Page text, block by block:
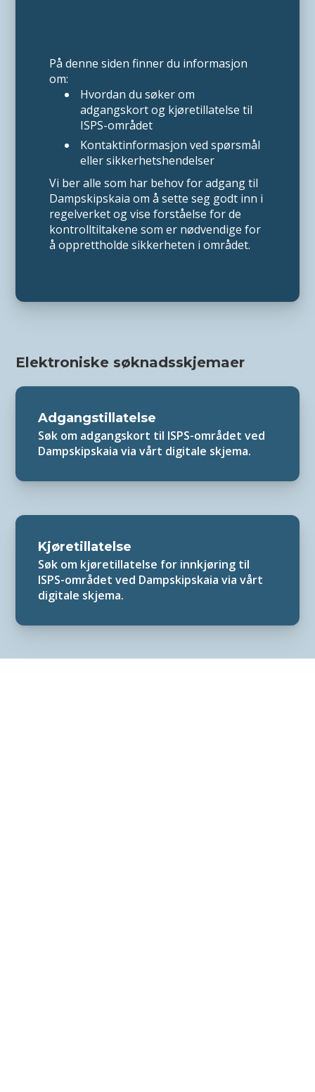
På denne siden finner du informasjon
om:
Hvordan du søker om
adgangskort og kjøretillatelse til
ISPS-området
Kontaktinformasjon ved spørsmål
eller sikkerhetshendelser
Vi ber alle som har behov for adgang til
Dampskipskaia om å sette seg godt inn i
regelverket og vise forståelse for de
kontrolltiltakene som er nødvendige for
å opprettholde sikkerheten i området.
Elektroniske søknadsskjemaer
Adgangstillatelse
Søk om adgangskort til ISPS-området ved
Dampskipskaia via vårt digitale skjema.
Kjøretillatelse
Søk om kjøretillatelse for innkjøring til
ISPS-området ved Dampskipskaia via vårt
digitale skjema.